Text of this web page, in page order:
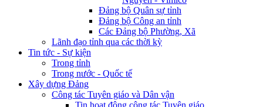
Đảng bộ Quân sự tỉnh
Đảng bộ Công an tỉnh
Các Đảng bộ Phường, Xã
Lãnh đạo tỉnh qua các thời kỳ
Tin tức - Sự kiện
Trong tỉnh
Trong nước - Quốc tế
Xây dựng Đảng
Công tác Tuyên giáo và Dân vận
Tin hoạt động công tác Tuyên giáo